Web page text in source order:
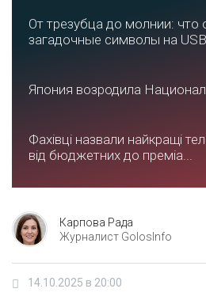
От трезубца до молнии: что
загадочные символы на
Япония возродила
Фахівці назвали найкращі
від бюджетних до преміа...
Карпова Рада
Журналист GolosInfo
14.10.2025 в 20:00